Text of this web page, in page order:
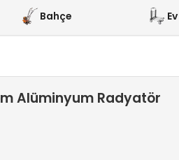
Bahçe
Alüminyum Radyatör